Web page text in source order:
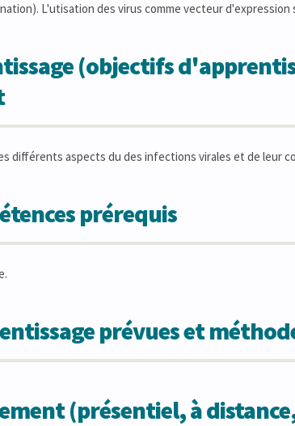
L'utisation des virus comme vecteur
(objectifs
différents aspects du des infections virales et de leur
prérequis
prévues et
(présentiel, à